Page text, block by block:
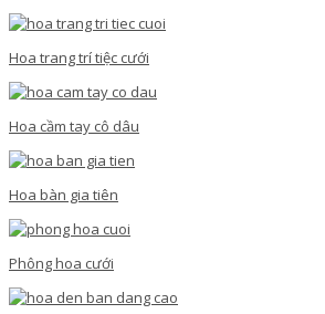
Hoa trang trí tiệc cưới
Hoa cầm tay cô dâu
Hoa bàn gia tiên
Phông hoa cưới